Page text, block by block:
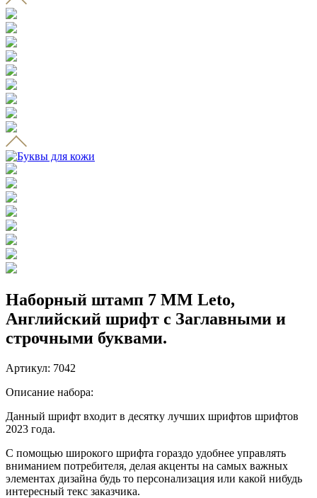
Наборный штамп 7 ММ Leto,
Английский шрифт с Заглавными и
строчными буквами.
Артикул: 7042
Описание набора:
Данный шрифт входит в десятку лучших шрифтов шрифтов
2023 года.
С помощью широкого шрифта гораздо удобнее управлять
вниманием потребителя, делая акценты на самых важных
элементах дизайна будь то персонализация или какой нибудь
интересный текс заказчика.